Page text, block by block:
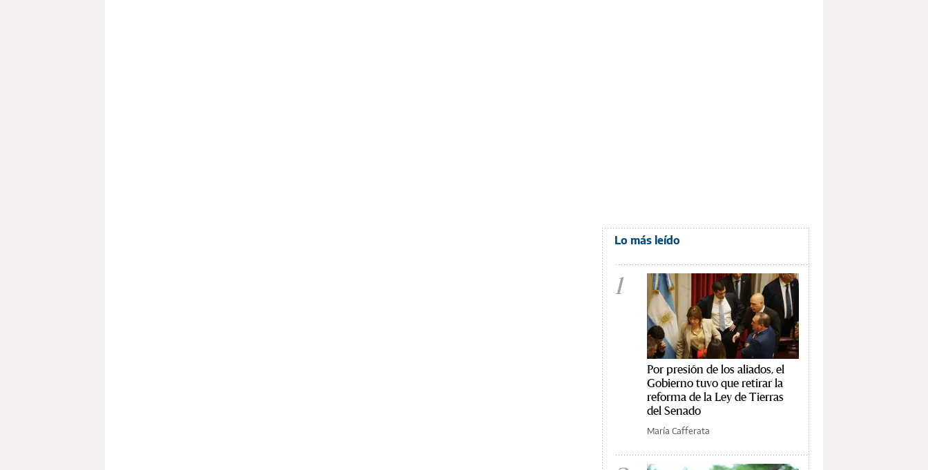
Lo más leído
1
Por presión de los aliados, el
Gobierno tuvo que retirar la
reforma de la Ley de Tierras
del Senado
María Cafferata